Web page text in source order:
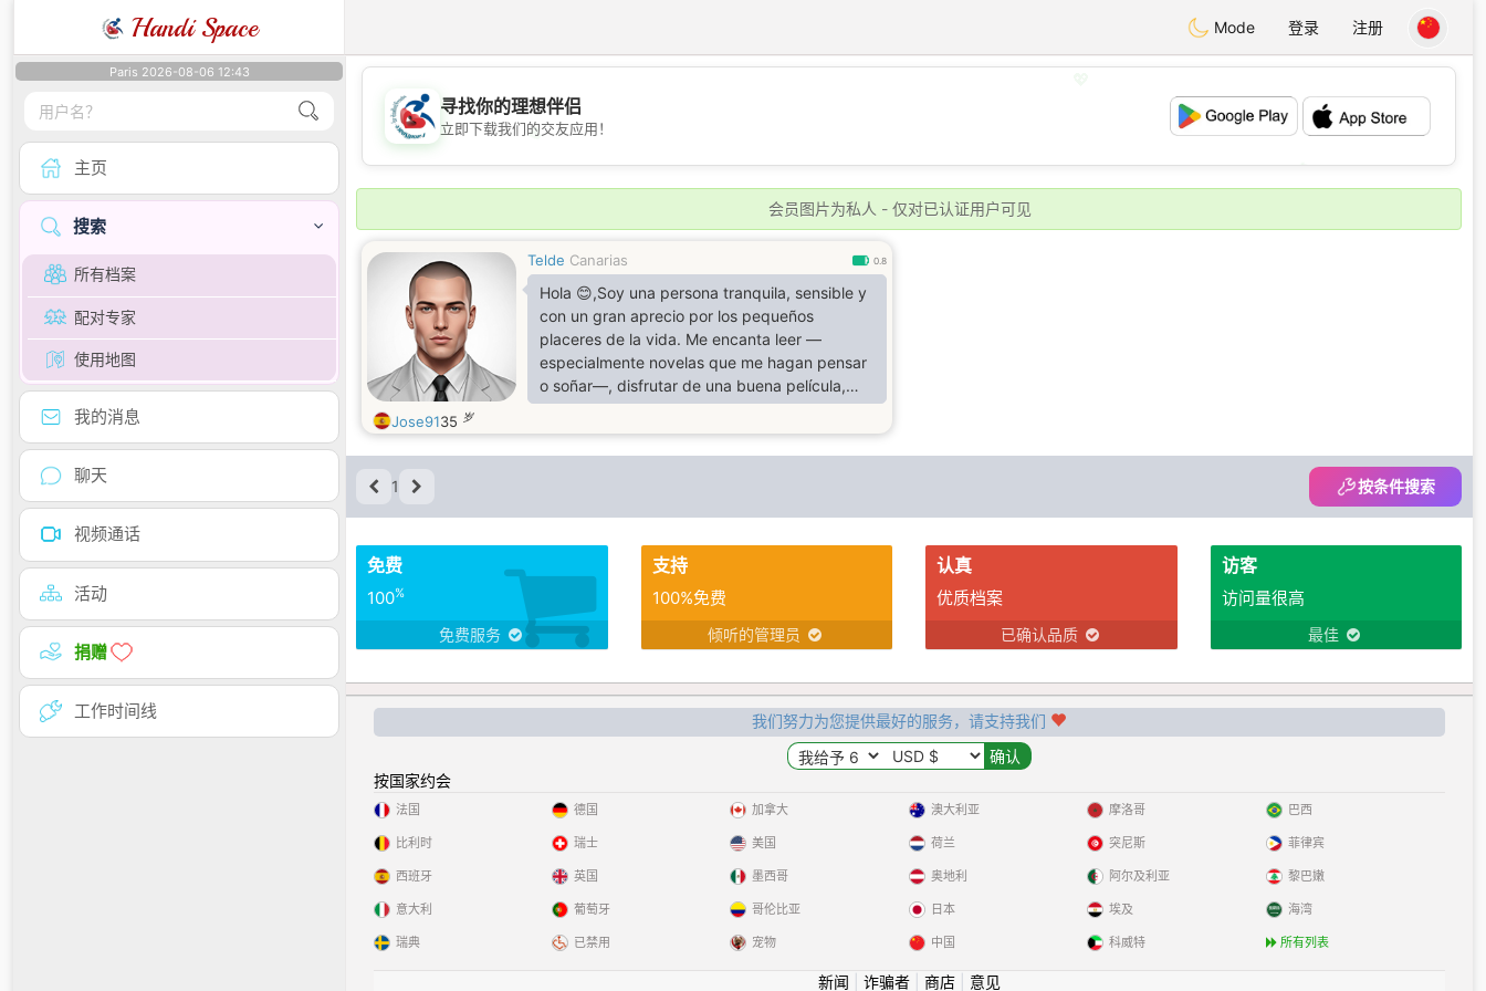
Handi Space Mode 登录 注册
Paris 2026-08-06 12:43
主页
搜索
所有档案
配对专家
使用地图
我的消息
聊天
视频通话
活动
捐赠
工作时间线
💖
💕
💕
寻找你的理想伴侣
立即下载我们的交友应用！
会员图片为私人 - 仅对已认证用户可见
Telde Canarias 0.8
Hola 😊,Soy una persona tranquila, sensible y
con un gran aprecio por los pequeños
placeres de la vida. Me encanta leer —
especialmente novelas que me hagan pensar
o soñar—, disfrutar de una buena película,
salir a pasear y hacer senderismo siempre
que puedo. El contacto con la naturaleza me
ayuda a desconectar y recargar
con ganas de compartir momentos sencillos y
auténticos. Me gustaría construir una relación
basada en la confianza, el compañerismo y el
cariño mutuo.Si te sientes identificado y te
apetece empezar a conocernos con calma
Jose9135 岁
1 按条件搜索
免费
100%
免费服务
支持
100%免费
倾听的管理员
认真
优质档案
已确认品质
访客
访问量很高
最佳
我们努力为您提供最好的服务，请支持我们
按国家约会
法国
比利时
西班牙
意大利
瑞典
德国
瑞士
英国
葡萄牙
已禁用
加拿大
美国
墨西哥
哥伦比亚
宠物
澳大利亚
荷兰
奥地利
日本
中国
摩洛哥
突尼斯
阿尔及利亚
埃及
科威特
巴西
菲律宾
黎巴嫩
海湾
所有列表
新闻 诈骗者| 商店| 意见